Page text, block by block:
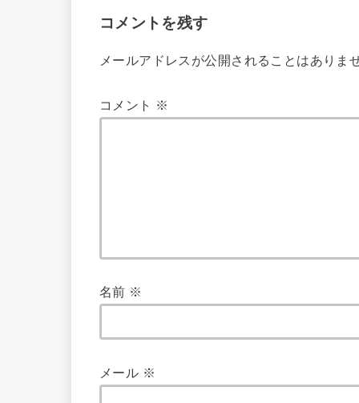
コメントを残す
メールアドレスが公開されることはありま
コメント ※
名前 ※
メール ※